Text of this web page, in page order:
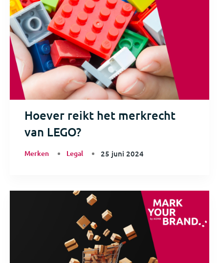
Hoever reikt het merkrecht
van LEGO?
Merken Legal 25 juni 2024